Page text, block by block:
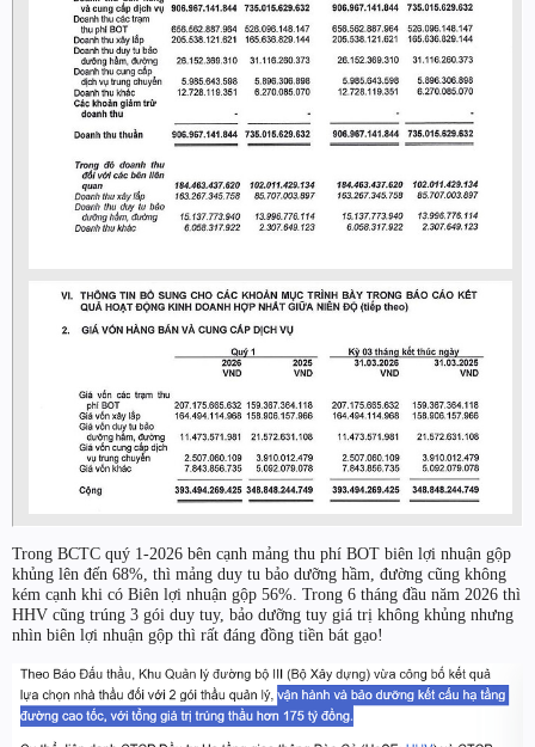
Trong BCTC quý 1-2026 bên cạnh mảng thu phí BOT biên lợi nhuận gộp
khủng lên đến 68%, thì mảng duy tu bảo dưỡng hầm, đường cũng không
kém cạnh khi có Biên lợi nhuận gộp 56%. Trong 6 tháng đầu năm 2026 thì
HHV cũng trúng 3 gói duy tuy, bảo dưỡng tuy giá trị không khủng nhưng
nhìn biên lợi nhuận gộp thì rất đáng đồng tiền bát gạo!